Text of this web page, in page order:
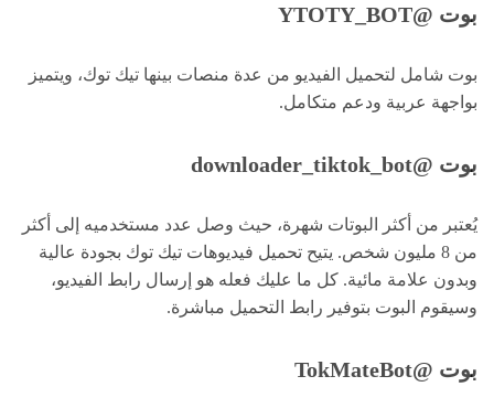
بوت @YTOTY_BOT
بوت شامل لتحميل الفيديو من عدة منصات بينها تيك توك، ويتميز
بواجهة عربية ودعم متكامل.
بوت @downloader_tiktok_bot
يُعتبر من أكثر البوتات شهرة، حيث وصل عدد مستخدميه إلى أكثر
من 8 مليون شخص. يتيح تحميل فيديوهات تيك توك بجودة عالية
وبدون علامة مائية. كل ما عليك فعله هو إرسال رابط الفيديو،
وسيقوم البوت بتوفير رابط التحميل مباشرة.
بوت @TokMateBot